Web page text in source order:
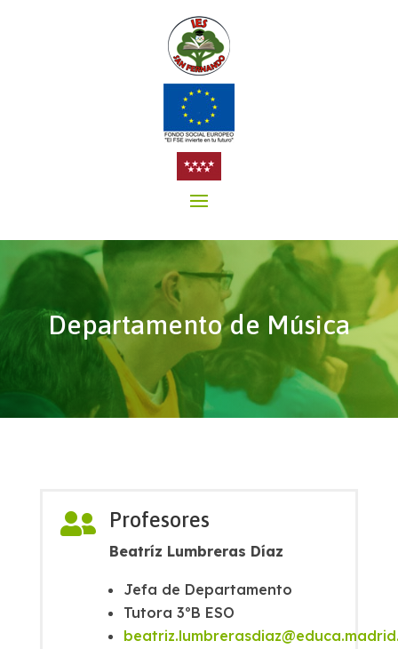
Departamento de Música
 Profesores
Beatríz Lumbreras Díaz
Jefa de Departamento
Tutora 3ºB ESO